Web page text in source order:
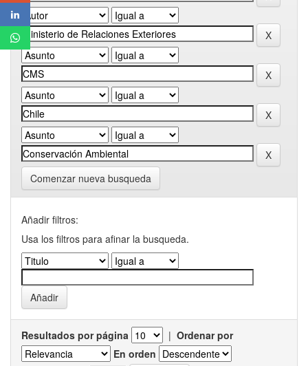
Comenzar nueva busqueda
Añadir filtros:
Usa los filtros para afinar la busqueda.
Resultados por página | Ordenar por
En orden